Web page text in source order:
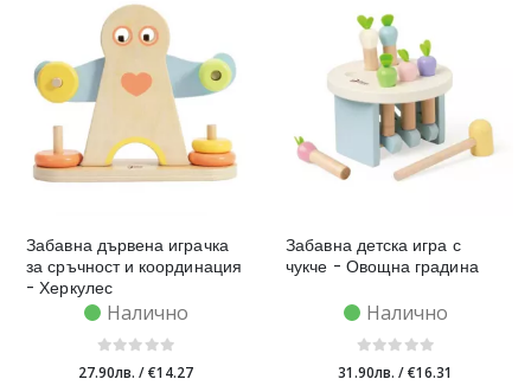
Забавна дървена играчка
за сръчност и координация
- Херкулес
Налично
27.90лв. /€14.27
Забавна детска игра с
чукче - Овощна градина
Налично
31.90лв. /€16.31